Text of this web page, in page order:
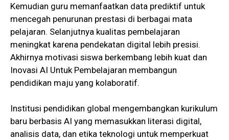
Kemudian guru memanfaatkan data prediktif untuk
mencegah penurunan prestasi di berbagai mata
pelajaran. Selanjutnya kualitas pembelajaran
meningkat karena pendekatan digital lebih presisi.
Akhirnya motivasi siswa berkembang lebih kuat dan
Inovasi AI Untuk Pembelajaran membangun
pendidikan maju yang kolaboratif.
Institusi pendidikan global mengembangkan kurikulum
baru berbasis AI yang memasukkan literasi digital,
analisis data, dan etika teknologi untuk memperkuat